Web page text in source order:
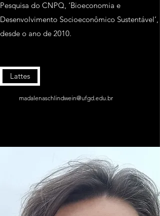
Pesquisa do CNPQ, ‘Bioeconomia e
Desenvolvimento Socioeconômico Sustentável’,
desde o ano de 2010.
Lattes
madalenaschlindwein@ufgd.edu.br